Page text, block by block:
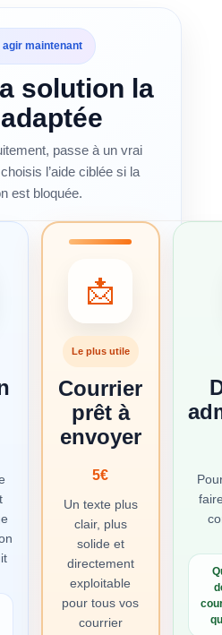
agir maintenant
solution la
passe à un vrai
l’aide ciblée si la
est bloquée.
📩
Le plus utile
Courrier
prêt à
envoyer
5€
Un texte plus
clair, plus
solide et
directement
exploitable
pour tous vos
courrier